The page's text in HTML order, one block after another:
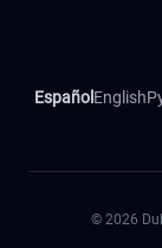
Español English
© 2026